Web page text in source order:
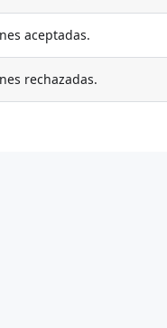
aceptadas.
rechazadas.